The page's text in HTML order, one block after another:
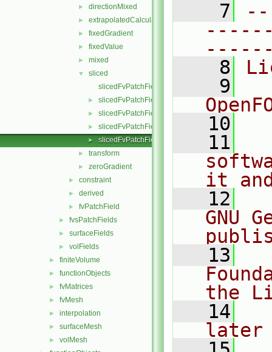
► directionMixed
► extrapolatedCalculated
► fixedGradient
► fixedValue
► mixed
▼
sliced
slicedFvPatchField.C
► slicedFvPatchField.H
► slicedFvPatchFields.C
► slicedFvPatchFields.H
► slicedFvPatchFieldsFwd.H
► transform
► zeroGradient
► constraint
► derived
► fvPatchField
► fvsPatchFields
► surfaceFields
► volFields
► finiteVolume
► functionObjects
► fvMatrices
► fvMesh
► interpolation
► surfaceMesh
► volMesh
    7
    8
    9
   10
   11
it
   12
GNU
   13
the
   14
later